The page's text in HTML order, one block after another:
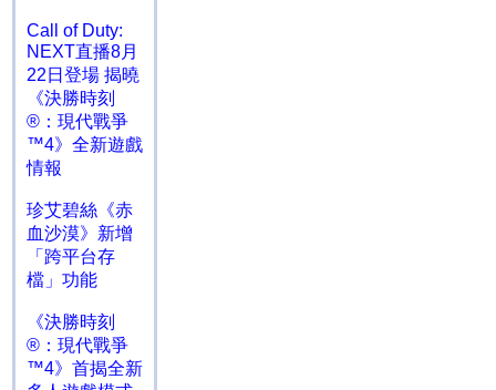
Call of Duty:
NEXT直播8月
22日登場 揭曉
《決勝時刻
®：現代戰爭
™4》全新遊戲
情報
珍艾碧絲《赤
血沙漠》新增
「跨平台存
檔」功能
《決勝時刻
®：現代戰爭
™4》首揭全新